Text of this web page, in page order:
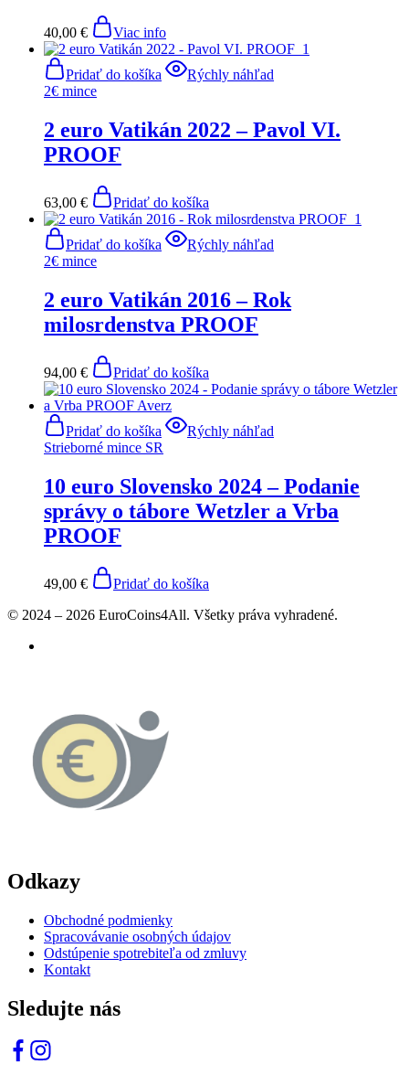
40,00 € Viac info
Pridať do košíka
Rýchly náhľad
2€ mince
2 euro Vatikán 2022 – Pavol VI.
PROOF
63,00 € Pridať do košíka
Pridať do košíka
Rýchly náhľad
2€ mince
2 euro Vatikán 2016 – Rok
milosrdenstva PROOF
94,00 € Pridať do košíka
Pridať do košíka
Rýchly náhľad
Strieborné mince SR
10 euro Slovensko 2024 – Podanie
správy o tábore Wetzler a Vrba
PROOF
49,00 €
Pridať do košíka
© 2024 – 2026 EuroCoins4All. Všetky práva vyhradené.
Odkazy
Obchodné podmienky
Spracovávanie osobných údajov
Odstúpenie spotrebiteľa od zmluvy
Kontakt
Sledujte nás